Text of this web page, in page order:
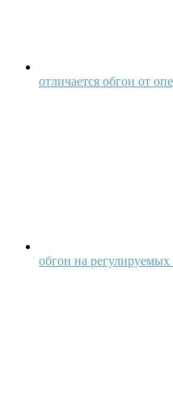
отличается обгон от
обгон на